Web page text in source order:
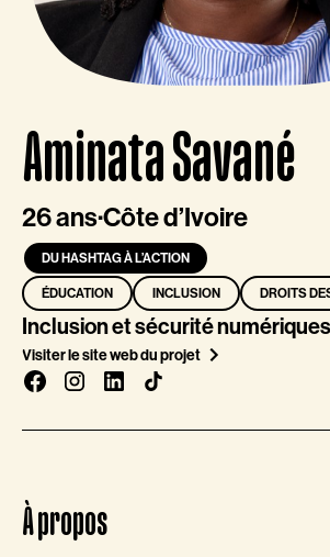
Aminata Savané
26 ans·Côte d’Ivoire
DU HASHTAG À L’ACTION
ÉDUCATION INCLUSION DROITS
Inclusion et sécurité numériques
Visiter le site web du projet
À propos